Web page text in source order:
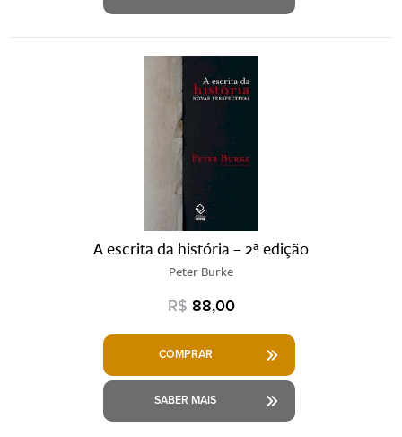
A escrita da história – 2ª edição
Peter Burke
R$ 88,00
COMPRAR
SABER MAIS